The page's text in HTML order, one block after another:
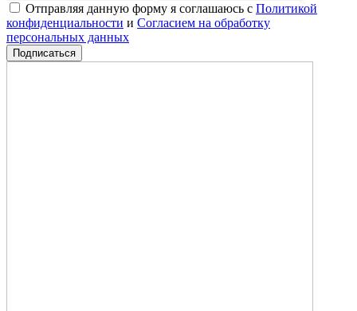
Отправляя данную форму я соглашаюсь с Политикой
конфиденциальности и Согласием на обработку
персональных данных
Подписаться